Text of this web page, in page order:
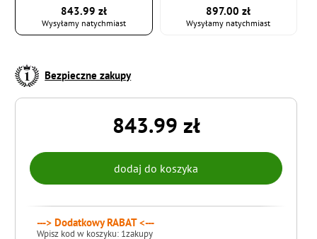
843.99 zł
Wysyłamy natychmiast
897.00 zł
Wysyłamy natychmiast
Bezpieczne zakupy
843.99 zł
---> Dodatkowy RABAT <---
Wpisz kod w koszyku: 1zakupy